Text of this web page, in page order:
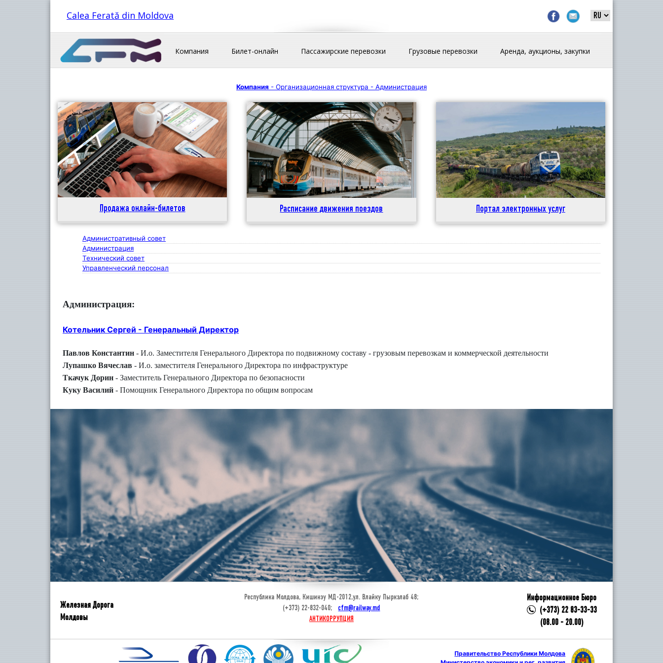
Calea Ferată din Moldova
Компания Билет-онлайн Пассажирские перевозки Грузовые перевозки Аренда, аукционы, закупки
Компания - Организационная структура - Администрация
Продажа онлайн-билетов Расписание движения поездов Портал электронных услуг
Административный совет
Администрация
Технический совет
Управленческий персонал
Администрация:
Котельник Сергей - Генеральный Директор
Павлов Константин - И.о. Заместителя Генерального Директора по подвижному составу - грузовым перевозкам и коммерческой деятельности
Лупашко Вячеслав - И.о. заместителя Генерального Директора по инфраструктуре
Ткачук Дорин - Заместитель Генерального Директора по безопасности
Куку Василий - Помощник Генерального Директора по общим вопросам
Железная Дорога
Молдовы
Республика Молдова, Кишинэу МД-2012,ул. Влайку Пыркэлаб 48;
(+373) 22-832-040; cfm@railway.md
АНТИКОРРУПЦИЯ
Информационное Бюро
(+373) 22 83-33-33
(08.00 - 20.00)
Правительство Республики Молдова